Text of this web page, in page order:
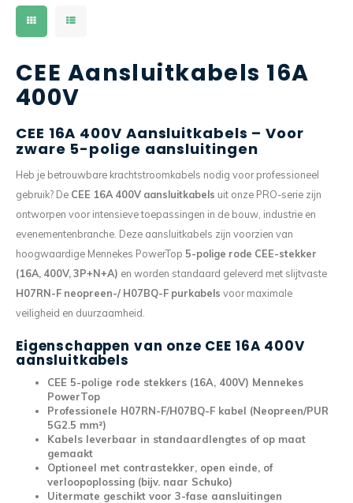
CEE Aansluitkabels 16A
400V
CEE 16A 400V Aansluitkabels – Voor
zware 5-polige aansluitingen
Heb je betrouwbare krachtstroomkabels nodig voor professioneel
gebruik? De CEE 16A 400V aansluitkabels uit onze PRO-serie zijn
ontworpen voor intensieve toepassingen in de bouw, industrie en
evenementenbranche. Deze aansluitkabels zijn voorzien van
hoogwaardige Mennekes PowerTop 5-polige rode CEE-stekker
(16A, 400V, 3P+N+A) en worden standaard geleverd met slijtvaste
H07RN-F neopreen-/ H07BQ-F purkabels voor maximale
veiligheid en duurzaamheid.
Eigenschappen van onze CEE 16A 400V
aansluitkabels
CEE 5-polige rode stekkers (16A, 400V) Mennekes
PowerTop
Professionele H07RN-F/H07BQ-F kabel (Neopreen/PUR
5G2.5 mm²)
Kabels leverbaar in standaardlengtes of op maat
gemaakt
Optioneel met contrastekker, open einde, of
verloopoplossing (bijv. naar Schuko)
Uitermate geschikt voor 3-fase aansluitingen